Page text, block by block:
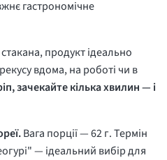
гастрономічне
продукт ідеально
вдома, на роботі чи в
зачекайте кілька хвилин — і
Вага порції — 62 г. Термін
— ідеальний вибір для